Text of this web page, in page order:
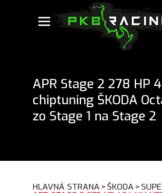
APR Stage 2 278 HP
chiptuning ŠKODA
zo Stage 1 na Stage 2
HLAVNÁ STRANA > ŠKODA >